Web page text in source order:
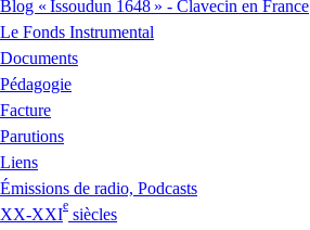
Blog « Issoudun 1648 » - Clavecin en France
Le Fonds Instrumental
Documents
Pédagogie
Facture
Parutions
Liens
Émissions de radio, Podcasts
XX-XXI
e
siècles